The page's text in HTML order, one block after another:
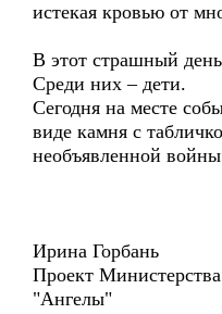
истекая кровью от
В этот страшный
Среди них – дети.
Сегодня на месте
виде камня с
необъявленной
Ирина Горбань
Проект
"Ангелы"